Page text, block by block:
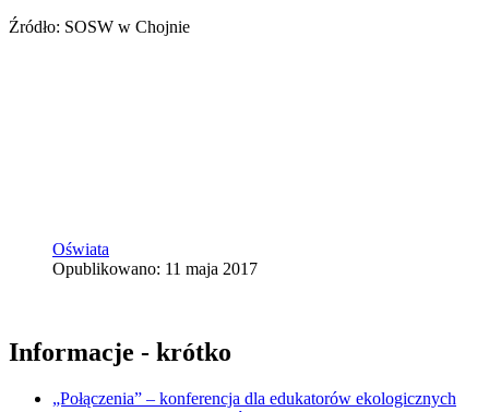
Źródło: SOSW w Chojnie
Oświata
Opublikowano: 11 maja 2017
Informacje - krótko
„Połączenia” – konferencja dla edukatorów ekologicznych